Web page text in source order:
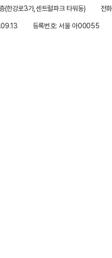
(한강로3가,센트럴파크 타워동)
전
등록번호: 서울 아00055